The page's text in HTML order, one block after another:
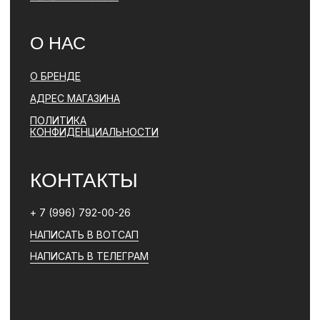
ЮРИДИЧЕСКАЯ ИНФОРМАЦИЯ
ДОГОВОР ОФЕРТЫ